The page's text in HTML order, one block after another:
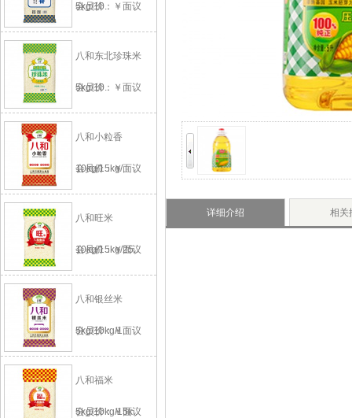
详细介绍 相关
5kg/10..
会员价：￥面议
八和东北珍珠米
5kg/10..
会员价：￥面议
八和小粒香
10kg/15kg/..
会员价：￥面议
八和旺米
10kg/15kg/25..
会员价：￥面议
八和银丝米
5kg/10kg/1..
会员价：￥面议
八和福米
5kg/10kg/15k..
会员价：￥面议